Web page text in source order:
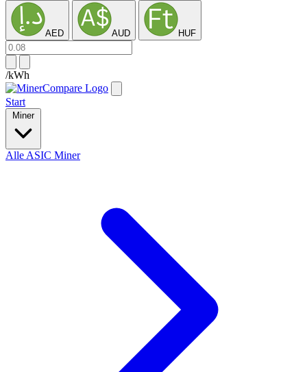
AED AUD HUF
/kWh
Start
Miner
Alle ASIC Miner